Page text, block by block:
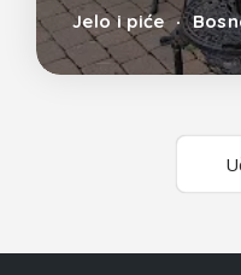
Jelo i piće